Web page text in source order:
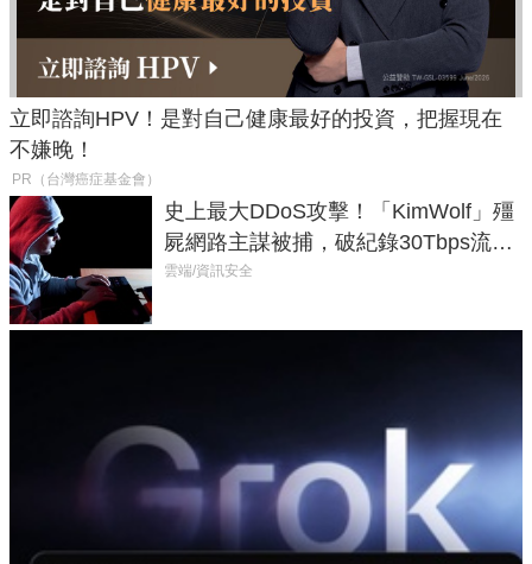
立即諮詢HPV！是對自己健康最好的投資，把握現在
不嫌晚！
PR（台灣癌症基金會）
史上最大DDoS攻擊！「KimWolf」殭
屍網路主謀被捕，破紀錄30Tbps流量
癱瘓全球！
雲端/資訊安全